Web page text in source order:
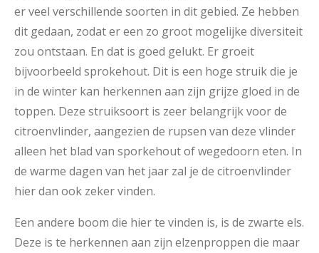
er veel verschillende soorten in dit gebied. Ze hebben
dit gedaan, zodat er een zo groot mogelijke diversiteit
zou ontstaan. En dat is goed gelukt. Er groeit
bijvoorbeeld sprokehout. Dit is een hoge struik die je
in de winter kan herkennen aan zijn grijze gloed in de
toppen. Deze struiksoort is zeer belangrijk voor de
citroenvlinder, aangezien de rupsen van deze vlinder
alleen het blad van sporkehout of wegedoorn eten. In
de warme dagen van het jaar zal je de citroenvlinder
hier dan ook zeker vinden.
Een andere boom die hier te vinden is, is de zwarte els.
Deze is te herkennen aan zijn elzenproppen die maar